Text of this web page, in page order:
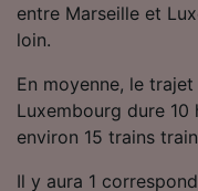
entre Marseille et
loin.
En moyenne, le
Luxembourg dure 10
environ 15 trains
Il y aura 1